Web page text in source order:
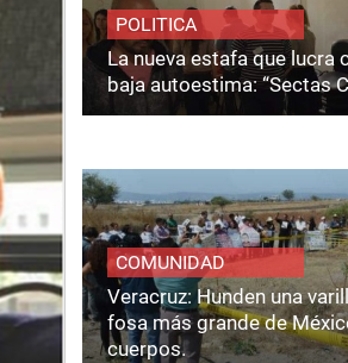
POLITICA
La nueva estafa que lucra
baja autoestima: “Sectas
COMUNIDAD
Veracruz: Hunden una
fosa más grande de
cuerpos.